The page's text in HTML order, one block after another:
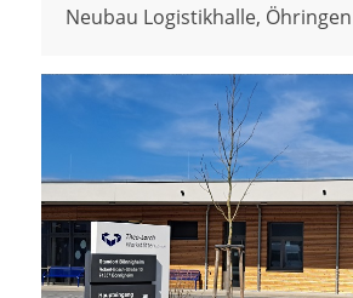
Neubau Logistikhalle, Öhringen